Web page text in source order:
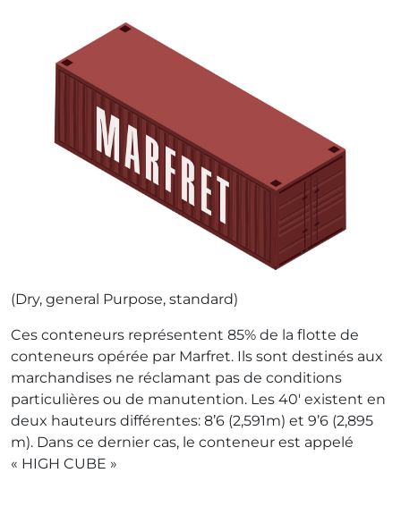
(Dry, general Purpose, standard)
Ces conteneurs représentent 85% de la flotte de
conteneurs opérée par Marfret. Ils sont destinés aux
marchandises ne réclamant pas de conditions
particulières ou de manutention. Les 40′ existent en
deux hauteurs différentes: 8’6 (2,591m) et 9’6 (2,895
m). Dans ce dernier cas, le conteneur est appelé
« HIGH CUBE »